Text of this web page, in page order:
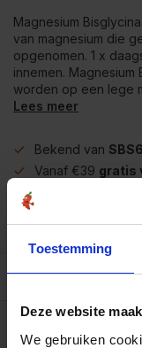
Toestemming
Deze website
We gebruiken
Magnesium
van magnesium die
opgenomen. 1 x
innemen.
worden op een lege
Lees meer
Bekend van
Vanaf €39 gratis
Beschrijving